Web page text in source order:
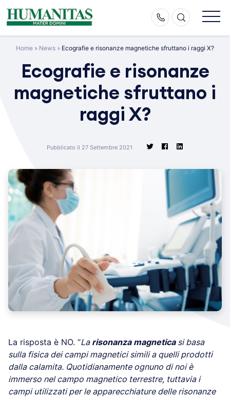
Skip
to
Home » News » Ecografie e risonanze magnetiche sfruttano i raggi X?
Ecografie e risonanze
magnetiche sfruttano i
raggi X?
Pubblicato il 27 Settembre 2021
La risposta è NO. “La risonanza magneticasi basa
sulla fisica dei campi magnetici simili a quelli prodotti
dalla calamita. Quotidianamente ognuno di noi è
immerso nel campo magnetico terrestre, tuttavia i
campi utilizzati per le apparecchiature delle risonanze